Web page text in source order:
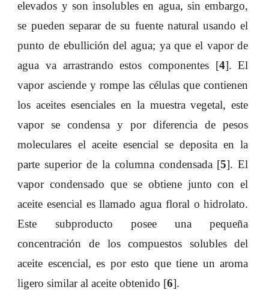
elevados y son insolubles en agua, sin embargo,
se pueden separar de su fuente natural usando el
punto de ebullición del agua; ya que el vapor de
agua va arrastrando estos componentes [4]. El
vapor asciende y rompe las células que contienen
los aceites esenciales en la muestra vegetal, este
vapor se condensa y por diferencia de pesos
moleculares el aceite esencial se deposita en la
parte superior de la columna condensada [5]. El
vapor condensado que se obtiene junto con el
aceite esencial es llamado agua floral o hidrolato.
Este subproducto posee una pequeña
concentración de los compuestos solubles del
aceite escencial, es por esto que tiene un aroma
ligero similar al aceite obtenido [6].